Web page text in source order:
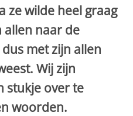
ze wilde heel graag
allen naar de
met zijn allen
Wij zijn
stukje over te
woorden.